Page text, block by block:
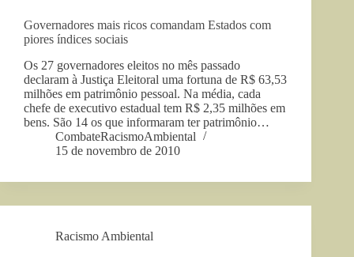
Governadores mais ricos comandam Estados com
piores índices sociais
Os 27 governadores eleitos no mês passado
declaram à Justiça Eleitoral uma fortuna de R$ 63,53
milhões em patrimônio pessoal. Na média, cada
chefe de executivo estadual tem R$ 2,35 milhões em
bens. São 14 os que informaram ter patrimônio…
CombateRacismoAmbiental
15 de novembro de 2010
Racismo Ambiental